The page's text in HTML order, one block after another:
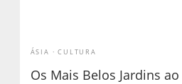
ÁSIA CULTURA
Os Mais Belos Jardins